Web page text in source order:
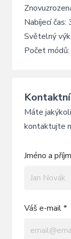
Nabíjecí čas:
Světelný
Počet módů:
Máte
kontaktujte
Jméno a
Váš e-mail *